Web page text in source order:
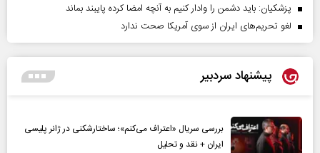
پزشکیان: باید دشمن را وادار کنیم به آنچه امضا کرده پایبند بماند
لغو تحریم‌های ایران از سوی آمریکا صحت ندارد
پیشنهاد سردبیر
بررسی سریال «اعتراف می‌کنم»؛ ساختارشکنی در ژانر پلیسی
ایران + نقد و تحلیل